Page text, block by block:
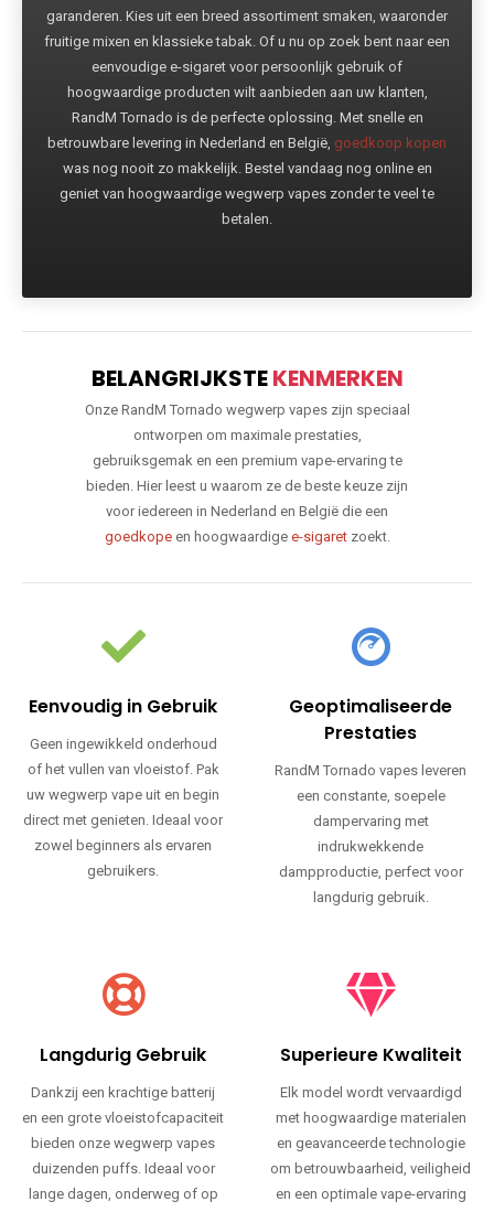
garanderen. Kies uit een breed assortiment smaken, waaronder
fruitige mixen en klassieke tabak. Of u nu op zoek bent naar een
eenvoudige e-sigaret voor persoonlijk gebruik of
hoogwaardige producten wilt aanbieden aan uw klanten,
RandM Tornado is de perfecte oplossing. Met snelle en
betrouwbare levering in Nederland en België, goedkoop kopen
was nog nooit zo makkelijk. Bestel vandaag nog online en
geniet van hoogwaardige wegwerp vapes zonder te veel te
betalen.
BELANGRIJKSTEKENMERKEN
Onze RandM Tornado wegwerp vapes zijn speciaal
ontworpen om maximale prestaties,
gebruiksgemak en een premium vape-ervaring te
bieden. Hier leest u waarom ze de beste keuze zijn
voor iedereen in Nederland en België die een
goedkopeen hoogwaardige e-sigaretzoekt.
Eenvoudig in Gebruik
Geen ingewikkeld onderhoud
of het vullen van vloeistof. Pak
uw wegwerp vape uit en begin
direct met genieten. Ideaal voor
zowel beginners als ervaren
gebruikers.
Geoptimaliseerde
Prestaties
RandM Tornado vapes leveren
een constante, soepele
dampervaring met
indrukwekkende
dampproductie, perfect voor
langdurig gebruik.
Langdurig Gebruik
Dankzij een krachtige batterij
en een grote vloeistofcapaciteit
bieden onze wegwerp vapes
duizenden puffs. Ideaal voor
lange dagen, onderweg of op
Superieure Kwaliteit
Elk model wordt vervaardigd
met hoogwaardige materialen
en geavanceerde technologie
om betrouwbaarheid, veiligheid
en een optimale vape-ervaring